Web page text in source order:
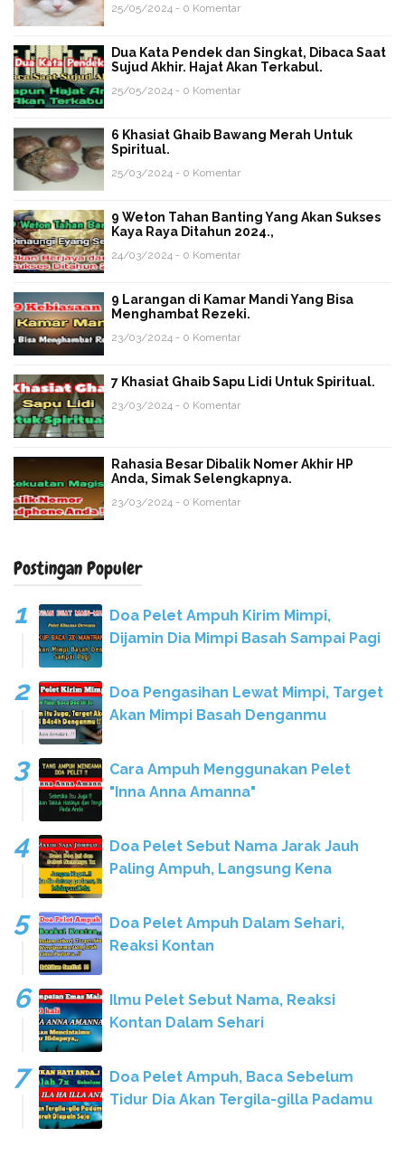
25/05/2024 - 0 Komentar
Dua Kata Pendek dan Singkat, Dibaca Saat
Sujud Akhir. Hajat Akan Terkabul.
25/05/2024 - 0 Komentar
6 Khasiat Ghaib Bawang Merah Untuk
Spiritual.
25/03/2024 - 0 Komentar
9 Weton Tahan Banting Yang Akan Sukses
Kaya Raya Ditahun 2024.,
24/03/2024 - 0 Komentar
9 Larangan di Kamar Mandi Yang Bisa
Menghambat Rezeki.
23/03/2024 - 0 Komentar
7 Khasiat Ghaib Sapu Lidi Untuk Spiritual.
23/03/2024 - 0 Komentar
Rahasia Besar Dibalik Nomer Akhir HP
Anda, Simak Selengkapnya.
23/03/2024 - 0 Komentar
Postingan Populer
Doa Pelet Ampuh Kirim Mimpi,
Dijamin Dia Mimpi Basah Sampai Pagi
Doa Pengasihan Lewat Mimpi, Target
Akan Mimpi Basah Denganmu
Cara Ampuh Menggunakan Pelet
"Inna Anna Amanna"
Doa Pelet Sebut Nama Jarak Jauh
Paling Ampuh, Langsung Kena
Doa Pelet Ampuh Dalam Sehari,
Reaksi Kontan
Ilmu Pelet Sebut Nama, Reaksi
Kontan Dalam Sehari
Doa Pelet Ampuh, Baca Sebelum
Tidur Dia Akan Tergila-gilla Padamu